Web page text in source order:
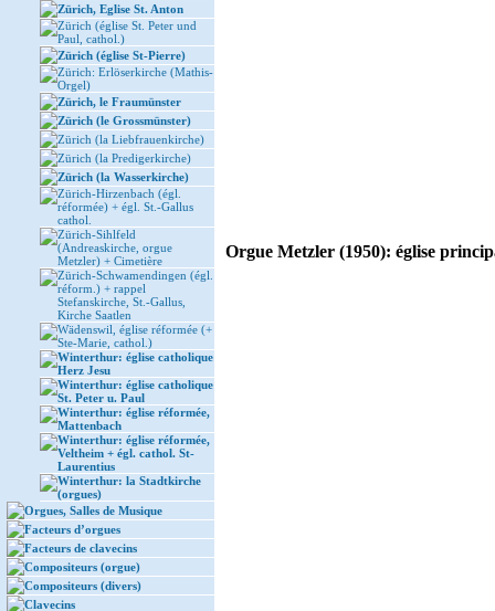
Zürich, Eglise St. Anton
Zürich (église St. Peter und
Paul, cathol.)
Zürich (église St-Pierre)
Zürich: Erlöserkirche (Mathis-
Orgel)
Zürich, le Fraumünster
Zürich (le Grossmünster)
Zürich (la Liebfrauenkirche)
Zürich (la Predigerkirche)
Zürich (la Wasserkirche)
Zürich-Hirzenbach (égl.
réformée) + égl. St.-Gallus
cathol.
Zürich-Sihlfeld
(Andreaskirche, orgue
Metzler) + Cimetière
Zürich-Schwamendingen (égl.
réform.) + rappel
Stefanskirche, St.-Gallus,
Kirche Saatlen
Wädenswil, église réformée (+
Ste-Marie, cathol.)
Winterthur: église catholique
Herz Jesu
Winterthur: église catholique
St. Peter u. Paul
Winterthur: église réformée,
Mattenbach
Winterthur: église réformée,
Veltheim + égl. cathol. St-
Laurentius
Winterthur: la Stadtkirche
(orgues)
Orgues, Salles de Musique
Facteurs d’orgues
Facteurs de clavecins
Compositeurs (orgue)
Compositeurs (divers)
Clavecins
Orgue Metzler (1950): église